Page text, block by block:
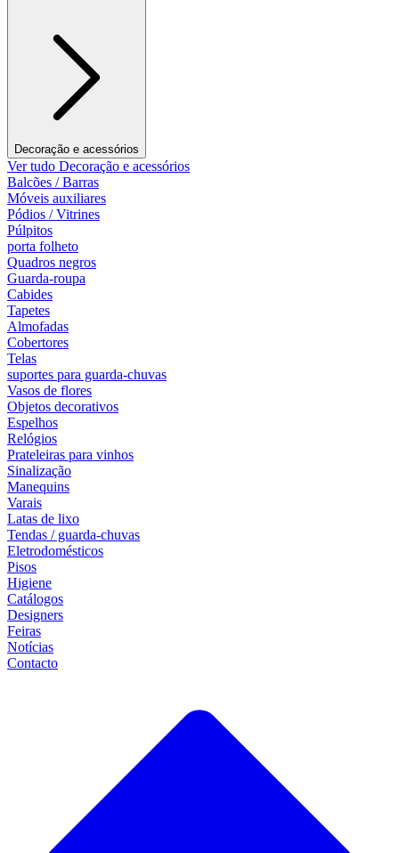
Decoração e acessórios
Ver tudo Decoração e acessórios
Balcões / Barras
Móveis auxiliares
Pódios / Vitrines
Púlpitos
porta folheto
Quadros negros
Guarda-roupa
Cabides
Tapetes
Almofadas
Cobertores
Telas
suportes para guarda-chuvas
Vasos de flores
Objetos decorativos
Espelhos
Relógios
Prateleiras para vinhos
Sinalização
Manequins
Varais
Latas de lixo
Tendas / guarda-chuvas
Eletrodomésticos
Pisos
Higiene
Catálogos
Designers
Feiras
Notícias
Contacto